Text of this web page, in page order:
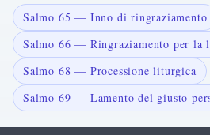
Salmo 65 — Inno di ringraziamento
Salmo 66 — Ringraziamento per la
Salmo 68 — Processione liturgica
Salmo 69 — Lamento del giusto